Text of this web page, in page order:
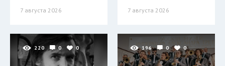
7 августа 2026 7 августа 2026
220 0 0 196 0 0